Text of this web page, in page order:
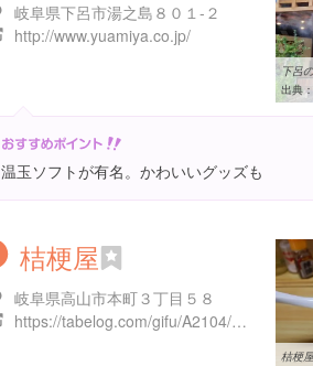
岐阜県下呂市湯之島８０１-２
http://www.yuamiya.co.jp/
出典：
温玉ソフトが有名。かわいいグッズも
桔梗屋
岐阜県高山市本町３丁目５８
https://tabelog.com/gifu/A2104/A210401/21000809/